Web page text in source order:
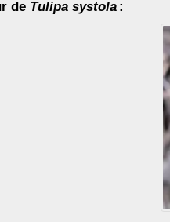
de Tulipa systola :